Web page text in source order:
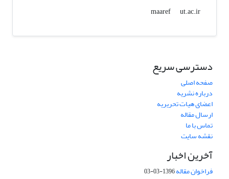
maaref
ut.ac.ir
دسترسی سریع
صفحه اصلی
درباره نشریه
اعضای هیات تحریریه
ارسال مقاله
تماس با ما
نقشه سایت
آخرین اخبار
فراخوان مقاله1396-03-03